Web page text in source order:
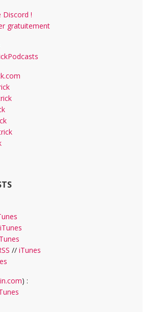
Discord !
gratuitement
iTunes
// iTunes
) :